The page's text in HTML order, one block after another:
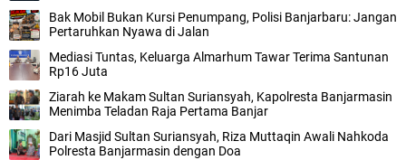
Bak Mobil Bukan Kursi Penumpang, Polisi Banjarbaru: Jangan
Pertaruhkan Nyawa di Jalan
Mediasi Tuntas, Keluarga Almarhum Tawar Terima Santunan
Rp16 Juta
Ziarah ke Makam Sultan Suriansyah, Kapolresta Banjarmasin
Menimba Teladan Raja Pertama Banjar
Dari Masjid Sultan Suriansyah, Riza Muttaqin Awali Nahkoda
Polresta Banjarmasin dengan Doa